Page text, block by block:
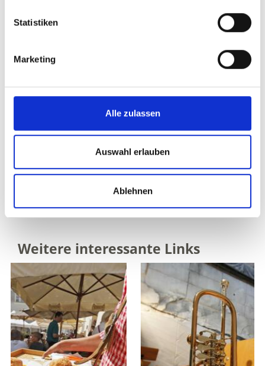
Statistiken
Marketing
Alle zulassen
Auswahl erlauben
Ablehnen
SPECHTENHAUSER
Tel.+39 0473 626574
www.schuhspechtenhauser.com
Mehr erfahren
Weitere interessante Links